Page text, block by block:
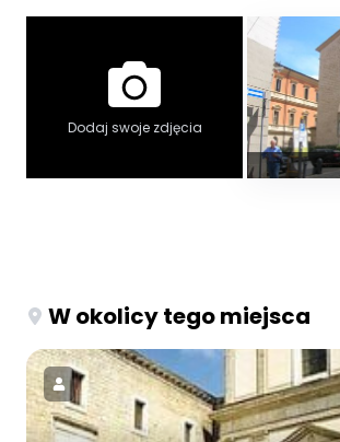
Dodaj swoje zdjęcia
W okolicy tego miejsca